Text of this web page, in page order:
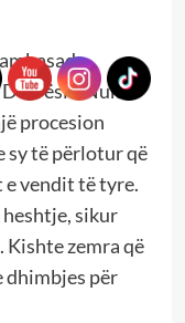
Nuk
procesion
sy të përlotur që
vendit të tyre.
sikur
Kishte zemra që
dhimbjes për